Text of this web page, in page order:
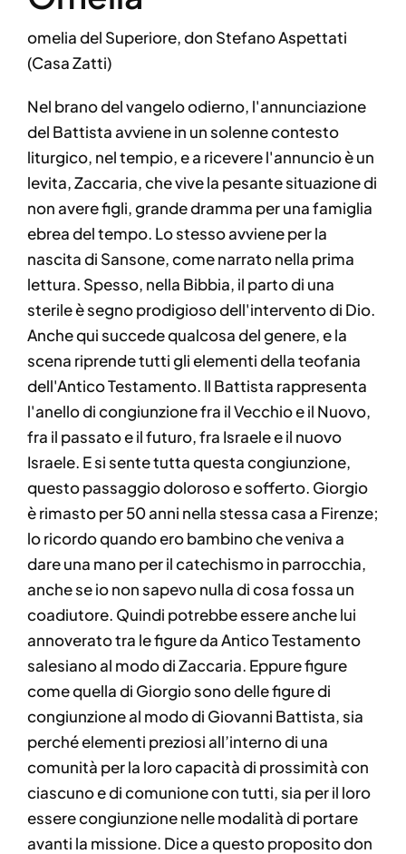
omelia del Superiore, don Stefano Aspettati
(Casa Zatti)
Nel brano del vangelo odierno, l'annunciazione
del Battista avviene in un solenne contesto
liturgico, nel tempio, e a ricevere l'annuncio è un
levita, Zaccaria, che vive la pesante situazione di
non avere figli, grande dramma per una famiglia
ebrea del tempo. Lo stesso avviene per la
nascita di Sansone, come narrato nella prima
lettura. Spesso, nella Bibbia, il parto di una
sterile è segno prodigioso dell'intervento di Dio.
Anche qui succede qualcosa del genere, e la
scena riprende tutti gli elementi della teofania
dell'Antico Testamento. Il Battista rappresenta
l'anello di congiunzione fra il Vecchio e il Nuovo,
fra il passato e il futuro, fra Israele e il nuovo
Israele. E si sente tutta questa congiunzione,
questo passaggio doloroso e sofferto. Giorgio
è rimasto per 50 anni nella stessa casa a Firenze;
lo ricordo quando ero bambino che veniva a
dare una mano per il catechismo in parrocchia,
anche se io non sapevo nulla di cosa fossa un
coadiutore. Quindi potrebbe essere anche lui
annoverato tra le figure da Antico Testamento
salesiano al modo di Zaccaria. Eppure figure
come quella di Giorgio sono delle figure di
congiunzione al modo di Giovanni Battista, sia
perché elementi preziosi all’interno di una
comunità per la loro capacità di prossimità con
ciascuno e di comunione con tutti, sia per il loro
essere congiunzione nelle modalità di portare
avanti la missione. Dice a questo proposito don